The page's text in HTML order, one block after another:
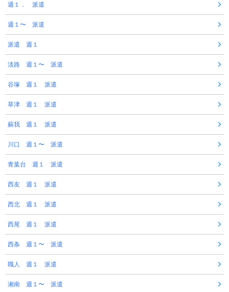
週１． 派遣
週１〜 派遣
派遣 週１
淡路 週１〜 派遣
谷塚 週１ 派遣
草津 週１ 派遣
蘇我 週１ 派遣
川口 週１〜 派遣
青葉台 週１ 派遣
西友 週１ 派遣
西北 週１ 派遣
西尾 週１ 派遣
西条 週１〜 派遣
職人 週１ 派遣
湘南 週１〜 派遣